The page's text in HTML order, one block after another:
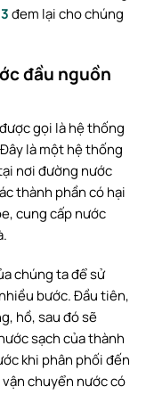
đem lại cho chúng
đầu nguồn
gọi là hệ thống
là một hệ thống
nơi đường nước
thành phần có hại
cung cấp nước
chúng ta để sử
bước. Đầu tiên,
hồ, sau đó sẽ
sạch của thành
khi phân phối đến
chuyển nước có